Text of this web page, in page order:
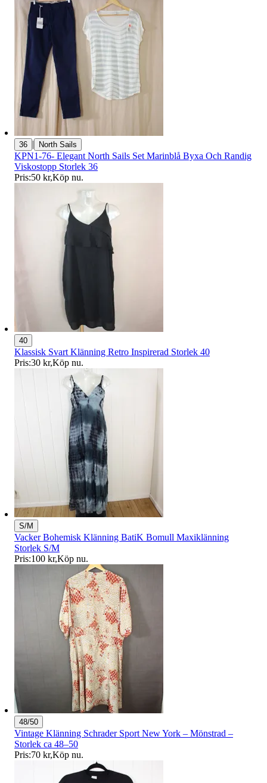
36 | North Sails
KPN1-76- Elegant North Sails Set Marinblå Byxa Och Randig
Viskostopp Storlek 36
Pris:50 kr,Köp nu.
40
Klassisk Svart Klänning Retro Inspirerad Storlek 40
Pris:30 kr,Köp nu.
S/M
Vacker Bohemisk Klänning BatiK Bomull Maxiklänning
Storlek S/M
Pris:100 kr,Köp nu.
48/50
Vintage Klänning Schrader Sport New York – Mönstrad –
Storlek ca 48–50
Pris:70 kr,Köp nu.